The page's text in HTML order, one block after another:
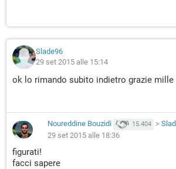
Slade96
29 set 2015 alle 15:14
ok lo rimando subito indietro grazie
Noureddine Bouzidi 15.404 >
29 set 2015 alle 18:36
figurati!
facci sapere